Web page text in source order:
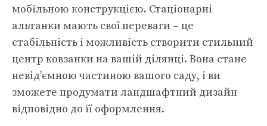
мобільною конструкцією. Стаціонарні
альтанки мають свої переваги – це
стабільність і можливість створити стильний
центр ковзанки на вашій ділянці. Вона стане
невід’ємною частиною вашого саду, і ви
зможете продумати ландшафтний дизайн
відповідно до її оформлення.